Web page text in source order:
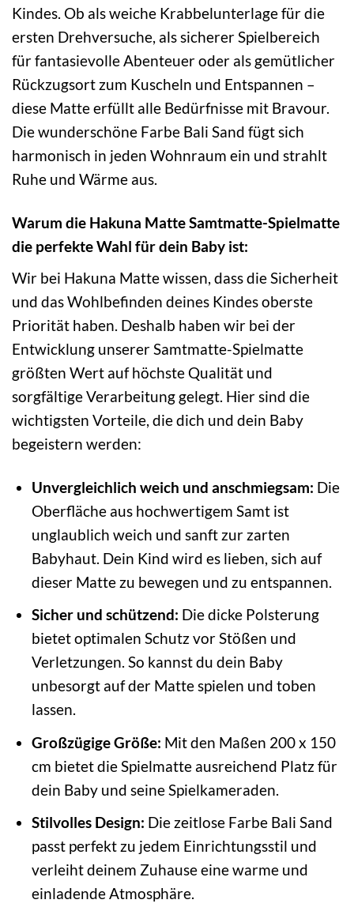
Kindes. Ob als weiche Krabbelunterlage für die
ersten Drehversuche, als sicherer Spielbereich
für fantasievolle Abenteuer oder als gemütlicher
Rückzugsort zum Kuscheln und Entspannen –
diese Matte erfüllt alle Bedürfnisse mit Bravour.
Die wunderschöne Farbe Bali Sand fügt sich
harmonisch in jeden Wohnraum ein und strahlt
Ruhe und Wärme aus.
Warum die Hakuna Matte Samtmatte-Spielmatte
die perfekte Wahl für dein Baby ist:
Wir bei Hakuna Matte wissen, dass die Sicherheit
und das Wohlbefinden deines Kindes oberste
Priorität haben. Deshalb haben wir bei der
Entwicklung unserer Samtmatte-Spielmatte
größten Wert auf höchste Qualität und
sorgfältige Verarbeitung gelegt. Hier sind die
wichtigsten Vorteile, die dich und dein Baby
begeistern werden:
Unvergleichlich weich und anschmiegsam: Die
Oberfläche aus hochwertigem Samt ist
unglaublich weich und sanft zur zarten
Babyhaut. Dein Kind wird es lieben, sich auf
dieser Matte zu bewegen und zu entspannen.
Sicher und schützend: Die dicke Polsterung
bietet optimalen Schutz vor Stößen und
Verletzungen. So kannst du dein Baby
unbesorgt auf der Matte spielen und toben
lassen.
Großzügige Größe: Mit den Maßen 200 x 150
cm bietet die Spielmatte ausreichend Platz für
dein Baby und seine Spielkameraden.
Stilvolles Design: Die zeitlose Farbe Bali Sand
passt perfekt zu jedem Einrichtungsstil und
verleiht deinem Zuhause eine warme und
einladende Atmosphäre.